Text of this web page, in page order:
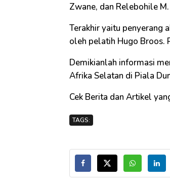
Zwane, dan Relebohile M.
Terakhir yaitu penyerang
oleh pelatih Hugo Broos.
Demikianlah informasi
Afrika Selatan di Piala
Cek Berita dan Artikel
TAGS: